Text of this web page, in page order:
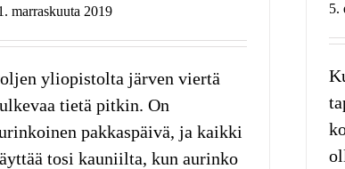
marraskuuta 2019
yliopistolta järven viertä
tietä pitkin. On
pakkaspäivä, ja kaikki
tosi kauniilta, kun aurinko
5.